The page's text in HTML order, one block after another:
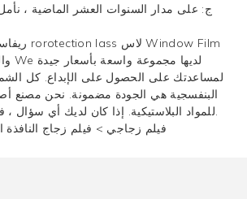
ج: على مدار السنوات العشر الماضية ، نأمل
لمساعدتك على الحصول على الإبداع. كل
البنفسجيةهي الجودة مضمونة. نحن مصنع
للمواد البلاستيكية. إذا كان لديك أي سؤال ، فلا تتردد في الاتصال بنا.
فيلم زجاجي > فيلم زجاج النافذة